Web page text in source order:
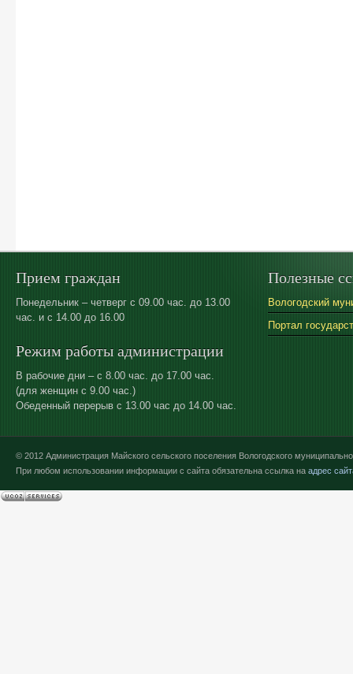
Прием граждан
Понедельник – четверг с 09.00 час. до 13.00
час. и с 14.00 до 16.00
Режим работы администрации
В рабочие дни – с 8.00 час. до 17.00 час.
(для женщин с 9.00 час.)
Обеденный перерыв с 13.00 час до 14.00 час.
Полезные
Вологодский
Портал
© 2012 Администрация Майского сельского поселения Вологодского
При любом использовании информации с сайта обязательна ссылка на адрес